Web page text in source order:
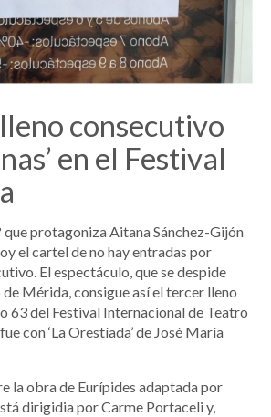
consecutivo
en el Festival
que protagoniza Aitana Sánchez-Gijón
el cartel de no hay entradas por
El espectáculo, que se despide
Mérida, consigue así el tercer lleno
63 del Festival Internacional de Teatro
con ‘La Orestíada’ de José María
la obra de Eurípides adaptada por
dirigidia por Carme Portaceli y,